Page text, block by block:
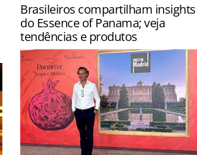
Brasileiros compartilham insights
do Essence of Panama; veja
tendências e produtos